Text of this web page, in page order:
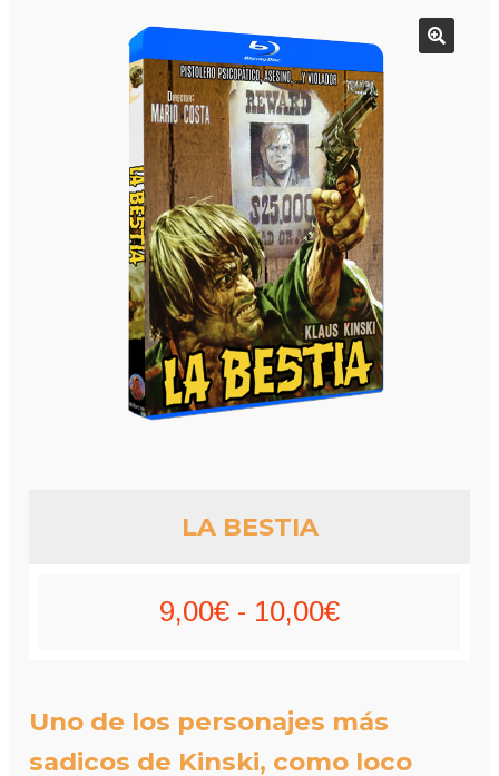
LA BESTIA
9,00€ - 10,00€Rango
desde
Uno de los personajes más
sadicos de Kinski, como loco